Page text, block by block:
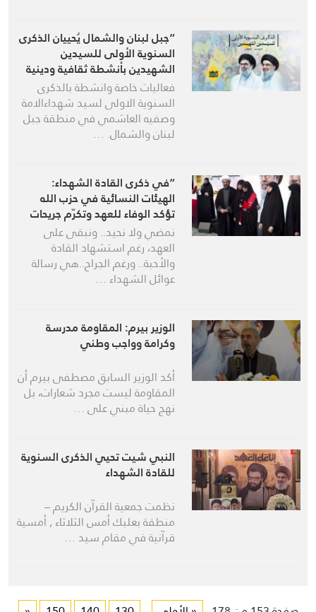
“جبل لبنان والشمال يُحييان الذكرى
السنوية الأولى للسيدين
الشهيدين بأنشطة ثقافية ودينية
واسعة”
فعاليات خاصة وانشطة بالذكرى
السنوية الاولى لسيد شهداءالامة
وصفيه العاشمي في منطقة جبل
لبنان والشمال. …
“في ذكرى القادة الشهداء:
الهيئات النسائية في حزب الله
تؤكد الوفاء للعهد وتكرّم جريحات
مجزرة البايجر”
نمضي ولا نحيد.. ونبقى على
العهد، رغم استشهاد القادة
والأحبة.. ورغم الجراح..هي رسالة
عوائل الشهداء …
الوزير بيرم: المقاومة مدرسة
وكرامة وواجب وطني
أكد الوزير السابق مصطفى بيرم أن
المقاومة ليست مجرد شعارات، بل
نهج حياة مبني على …
النبي شيت تحيي الذكرى السنوية
للقادة الشهداء
نظمت جمعية القرآن الكريم –
منطقة بعلبك أمس الثلاثاء , أمسية
قرآنية في مقام سيد …